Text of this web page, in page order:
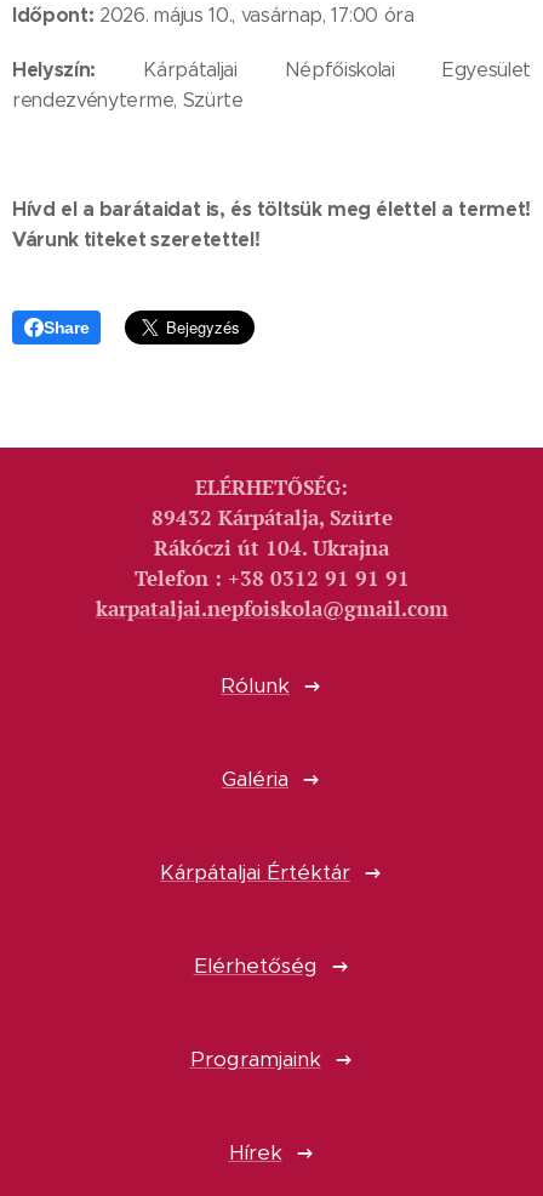
Időpont: 2026. május 10., vasárnap, 17:00 óra
Helyszín: Kárpátaljai Népfőiskolai Egyesület
rendezvényterme, Szürte
Hívd el a barátaidat is, és töltsük meg élettel a termet!
Várunk titeket szeretettel!
Share
ELÉRHETŐSÉG:
89432 Kárpátalja, Szürte
Rákóczi út 104. Ukrajna
Telefon : +38 0312 91 91 91
karpataljai.nepfoiskola@gmail.com
Rólunk
Galéria
Kárpátaljai Értéktár
Elérhetőség
Programjaink
Hírek